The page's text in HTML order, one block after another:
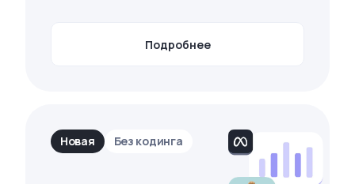
Подробнее
Новая Без кодинга